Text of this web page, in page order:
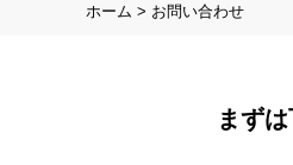
ホーム > お問い合わせ
まず